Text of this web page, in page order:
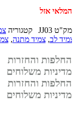
המלאי אזל
מק"ט JJ03 קטגוריה
צמיד לב,צמיד מתנה,
החלפות והחזרות
מדיניות משלוחים
החלפות והחזרות
מדיניות משלוחים